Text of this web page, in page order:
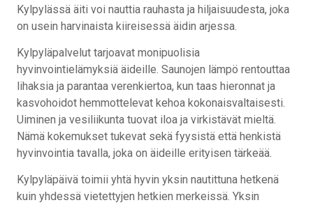
Kylpylässä äiti voi nauttia rauhasta ja hiljaisuudesta, joka
on usein harvinaista kiireisessä äidin arjessa.
Kylpyläpalvelut tarjoavat monipuolisia
hyvinvointielämyksiä äideille. Saunojen lämpö rentouttaa
lihaksia ja parantaa verenkiertoa, kun taas hieronnat ja
kasvohoidot hemmottelevat kehoa kokonaisvaltaisesti.
Uiminen ja vesiliikunta tuovat iloa ja virkistävät mieltä.
Nämä kokemukset tukevat sekä fyysistä että henkistä
hyvinvointia tavalla, joka on äideille erityisen tärkeää.
Kylpyläpäivä toimii yhtä hyvin yksin nautittuna hetkenä
kuin yhdessä vietettyjen hetkien merkeissä. Yksin